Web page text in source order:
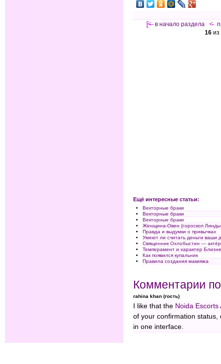
[<— в начало раздела <-
16 из
Ещё интересные статьи:
Векторные браки
Векторные браки
Векторные браки
Женщина-Овен (гороскоп Линды
Правда и выдумки о привычках
Умеют ли считать деньги ваши
Священник Охлобыстин — актёр
Темперамент и характер
Как появился купальник
Правила создания макияжа
Комментарии
rahina khan (гость)
I like that the Noida Escorts
of your confirmation
in one interface.